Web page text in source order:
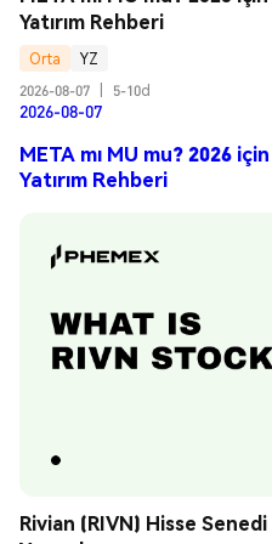
Yatırım Rehberi
Orta
YZ
2026-08-07
5-10d
2026-08-07
META mı MU mu? 2026
Yatırım Rehberi
Rivian (RIVN) Hisse